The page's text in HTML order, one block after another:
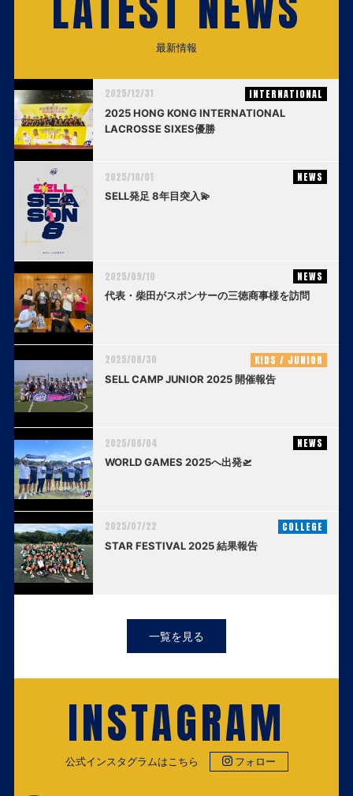
最新情報
2025/12/31 INTERNATIONAL
2025 HONG KONG INTERNATIONAL
LACROSSE SIXES優勝
2025/10/01 NEWS
SELL発足 8年目突入💫
2025/09/10 NEWS
代表・柴田がスポンサーの三徳商事様を訪問
2025/08/30 KIDS / JUNIOR
SELL CAMP JUNIOR 2025 開催報告
2025/08/04 NEWS
WORLD GAMES 2025へ出発🛫
2025/07/22 COLLEGE
STAR FESTIVAL 2025 結果報告
一覧を見る
INSTAGRAM
公式インスタグラムはこちら フォロー